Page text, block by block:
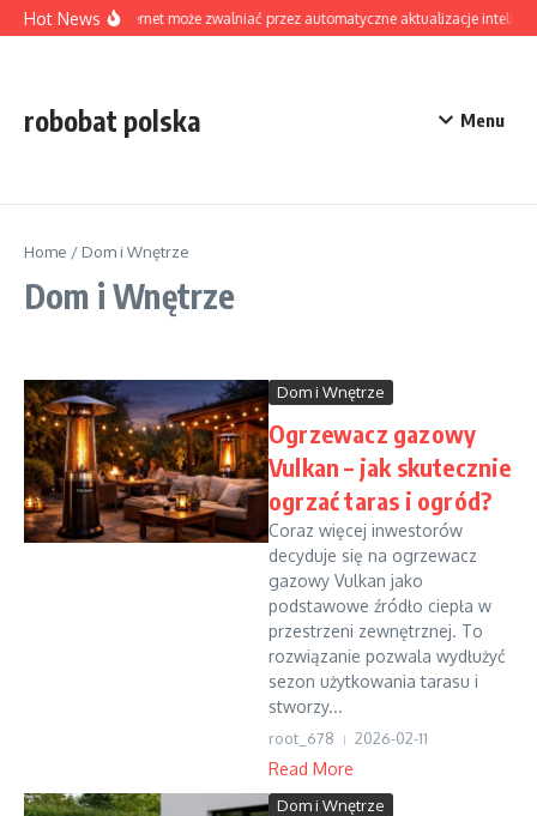
Skip to content
Hot NewsCzy internet może zwalniać przez automatyczne aktualizacje
robobat polska Menu
Home / Dom i Wnętrze
Dom i Wnętrze
Dom i Wnętrze
Ogrzewacz gazowy
Vulkan – jak skutecznie
ogrzać taras i ogród?
Coraz więcej inwestorów
decyduje się na ogrzewacz
gazowy Vulkan jako
podstawowe źródło ciepła w
przestrzeni zewnętrznej. To
rozwiązanie pozwala wydłużyć
sezon użytkowania tarasu i
stworzy...
root_678 2026-02-11
Read More
Dom i Wnętrze